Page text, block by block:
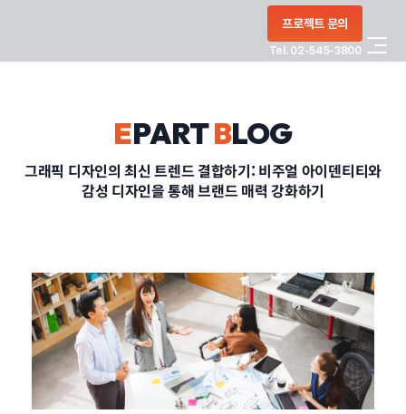
프로젝트 문의
Tel. 02-545-3800
PORTFOLIO
CONTACT
정부지원사업
EPARTBLOG
그래픽 디자인의 최신 트렌드 결합하기: 비주얼 아이덴티티와
감성 디자인을 통해 브랜드 매력 강화하기